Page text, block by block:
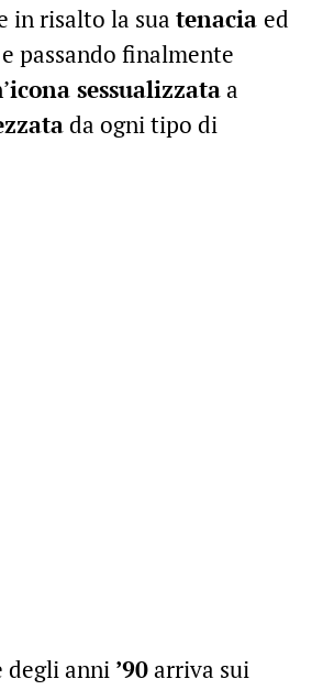
in risalto la sua tenacia ed
e passando finalmente
icona sessualizzataa
da ogni tipo di
degli anni ’90arriva sui